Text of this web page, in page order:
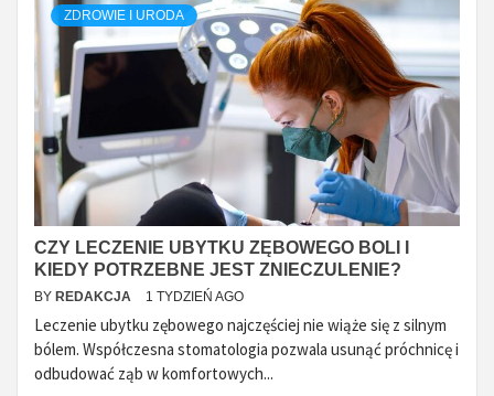
ZDROWIE I URODA
CZY LECZENIE UBYTKU ZĘBOWEGO BOLI I
KIEDY POTRZEBNE JEST ZNIECZULENIE?
BY REDAKCJA 1 TYDZIEŃ AGO
Leczenie ubytku zębowego najczęściej nie wiąże się z silnym
bólem. Współczesna stomatologia pozwala usunąć próchnicę i
odbudować ząb w komfortowych...